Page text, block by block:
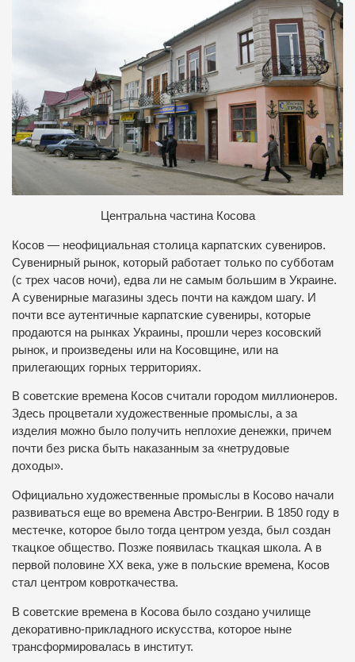
Центральна частина Косова
Косов — неофициальная столица карпатских сувениров.
Сувенирный рынок, который работает только по субботам
(с трех часов ночи), едва ли не самым большим в Украине.
А сувенирные магазины здесь почти на каждом шагу. И
почти все аутентичные карпатские сувениры, которые
продаются на рынках Украины, прошли через косовский
рынок, и произведены или на Косовщине, или на
прилегающих горных территориях.
В советские времена Косов считали городом миллионеров.
Здесь процветали художественные промыслы, а за
изделия можно было получить неплохие денежки, причем
почти без риска быть наказанным за «нетрудовые
доходы».
Официально художественные промыслы в Косово начали
развиваться еще во времена Австро-Венгрии. В 1850 году в
местечке, которое было тогда центром уезда, был создан
ткацкое общество. Позже появилась ткацкая школа. А в
первой половине ХХ века, уже в польские времена, Косов
стал центром ковроткачества.
В советские времена в Косова было создано училище
декоративно-прикладного искусства, которое ныне
трансформировалась в институт.